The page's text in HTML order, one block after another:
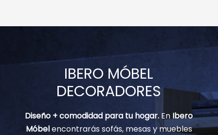
IBERO MÓBEL
DECORADORES
Diseño + comodidad para tu hogar. EnIbero
Móbelencontrarás sofás, mesas y muebles